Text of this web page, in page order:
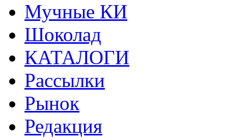
Мучные КИ
Шоколад
КАТАЛОГИ
Рассылки
Рынок
Редакция